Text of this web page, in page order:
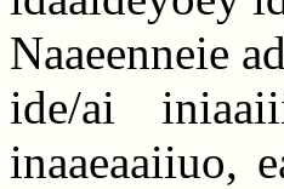
Naaeenneie
ide/ai
inaaeaaiiuo,